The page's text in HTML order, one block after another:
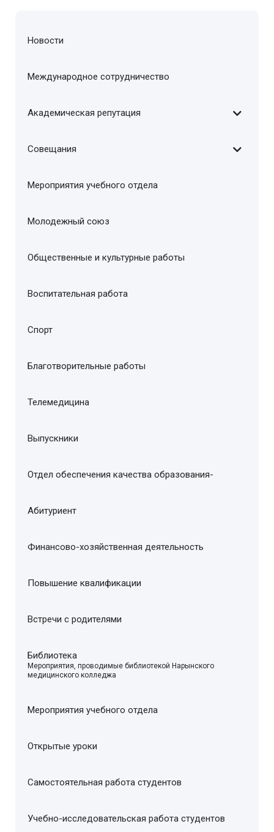
Новости
Международное сотрудничество
Академическая репутация
Совещания
Мероприятия учебного отдела
Молодежный союз
Общественные и культурные работы
Воспитательная работа
Спорт
Благотворительные работы
Телемедицина
Выпускники
Отдел обеспечения качества образования-
Абитуриент
Финансово-хозяйственная деятельность
Повышение квалификации
Встречи с родителями
Библиотека
–
Мероприятия, проводимые библиотекой Нарынского
медицинского колледжа
Мероприятия учебного отдела
Открытые уроки
Самостоятельная работа студентов
Учебно-исследовательская работа студентов